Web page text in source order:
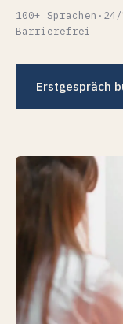
100+ Sprachen ·
Barrierefrei
Erstgespräch